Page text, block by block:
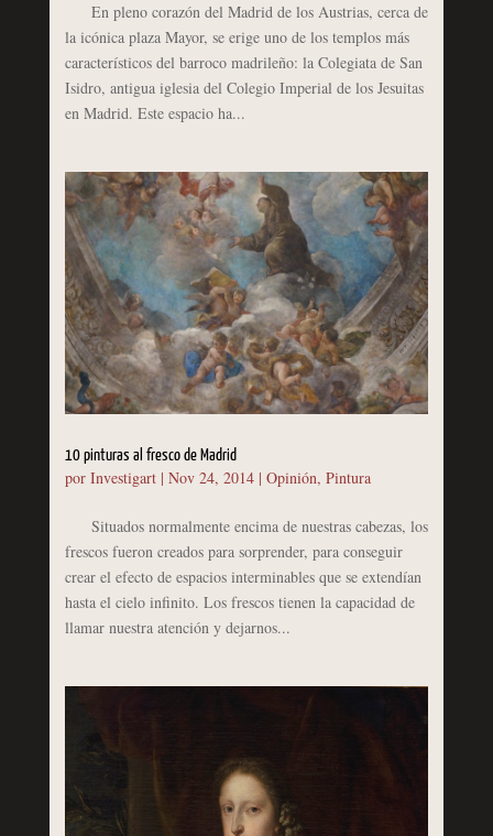
En pleno corazón del Madrid de los Austrias, cerca de
la icónica plaza Mayor, se erige uno de los templos más
característicos del barroco madrileño: la Colegiata de San
Isidro, antigua iglesia del Colegio Imperial de los Jesuitas
en Madrid. Este espacio ha...
10 pinturas al fresco de Madrid
por Investigart| Nov 24, 2014| Opinión, Pintura
Situados normalmente encima de nuestras cabezas, los
frescos fueron creados para sorprender, para conseguir
crear el efecto de espacios interminables que se extendían
hasta el cielo infinito. Los frescos tienen la capacidad de
llamar nuestra atención y dejarnos...